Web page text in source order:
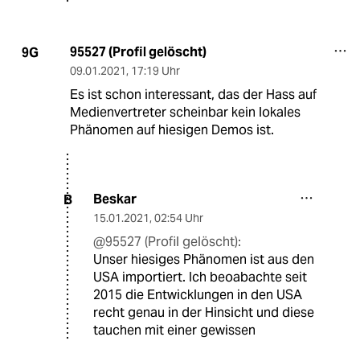
9G 95527 (Profil gelöscht)
09.01.2021, 17:19 Uhr
Es ist schon interessant, das der Hass auf
Medienvertreter scheinbar kein lokales
Phänomen auf hiesigen Demos ist.
B Beskar
15.01.2021, 02:54 Uhr
@95527 (Profil gelöscht):
Unser hiesiges Phänomen ist aus den
USA importiert. Ich beoabachte seit
2015 die Entwicklungen in den USA
recht genau in der Hinsicht und diese
tauchen mit einer gewissen